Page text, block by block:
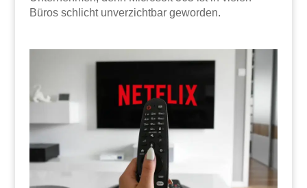
Büros schlicht unverzichtbar geworden.